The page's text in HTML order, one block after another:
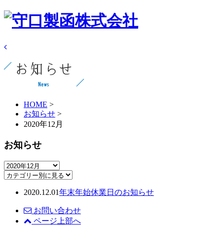
HOME >
お知らせ >
2020年12月
お知らせ
2020.12.01年末年始休業日のお知らせ
お問い合わせ
ページ上部へ